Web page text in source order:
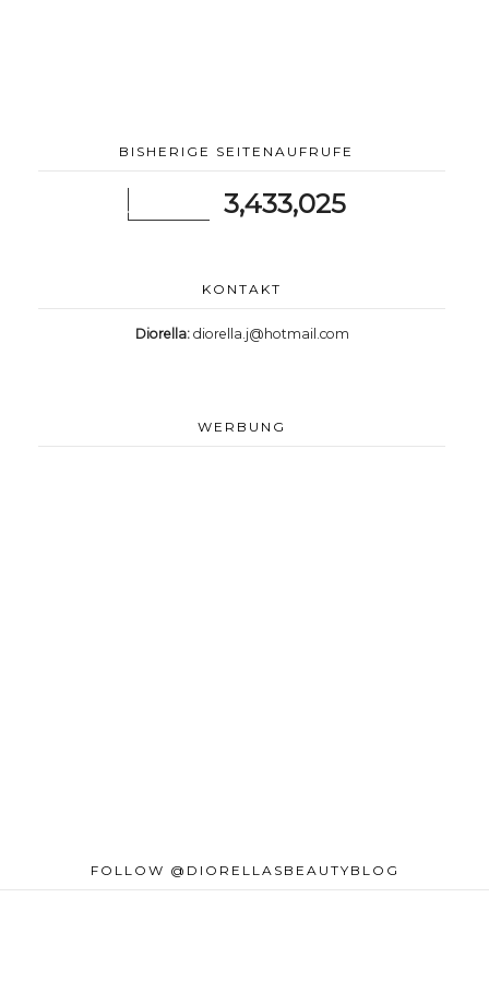
BISHERIGE SEITENAUFRUFE
3,433,025
KONTAKT
Diorella: diorella.j@hotmail.com
WERBUNG
FOLLOW @DIORELLASBEAUTYBLOG